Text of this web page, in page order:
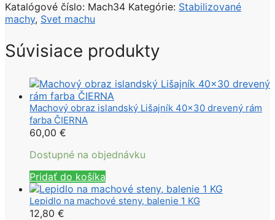
Katalógové číslo: Mach34 Kategórie: Stabilizované
machy, Svet machu
Súvisiace produkty
Machový obraz islandský Lišajník 40×30 drevený rám
farba ČIERNA
60,00 €
Dostupné na objednávku
Pridať do košíka
Lepidlo na machové steny, balenie 1 KG
12,80 €